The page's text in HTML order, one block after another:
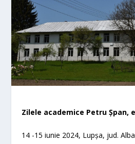
Zilele academice Petru Șpan,
14 -15 iunie 2024, Lupșa, jud.